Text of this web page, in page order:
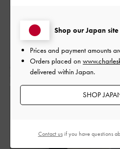
Shop our Japan site
Prices and payment amounts
Orders placed on
delivered within Japan.
SHOP
Contact usif you have questions